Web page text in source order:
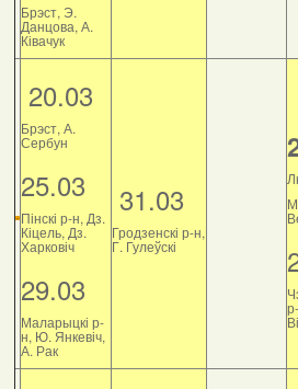
Брэст, Э.
Данцова, А.
Ківачук
20.03
Брэст, А.
Сербун
25.03
Пінскі р-н, Дз.
Кіцель, Дз.
Харковіч
29.03
Маларыцкі р-
н, Ю. Янкевіч,
А. Рак
31.03
Гродзенскі р-н,
Г. Гулеўскі